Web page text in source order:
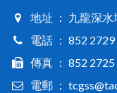
地址 ： 九龍深
電話 ： 852 2729
傳真 ： 852
電郵 ：